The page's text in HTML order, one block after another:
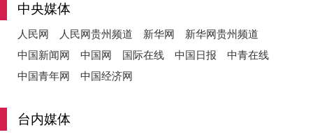
中央媒体
人民网 人民网贵州频道 新华网
新华网贵州频道
中国新闻网
中国网 国际在线 中国日报
中青在线
中国青年网
中国经济网
台内媒体